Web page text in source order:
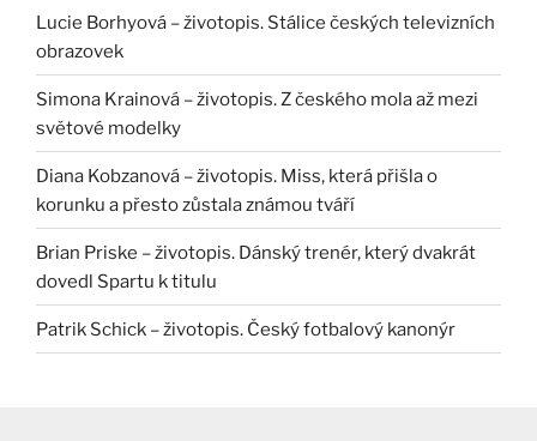
Lucie Borhyová – životopis. Stálice českých televizních
obrazovek
Simona Krainová – životopis. Z českého mola až mezi
světové modelky
Diana Kobzanová – životopis. Miss, která přišla o
korunku a přesto zůstala známou tváří
Brian Priske – životopis. Dánský trenér, který dvakrát
dovedl Spartu k titulu
Patrik Schick – životopis. Český fotbalový kanonýr